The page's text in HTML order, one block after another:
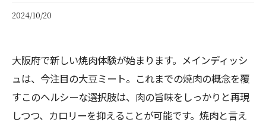
2024/10/20
大阪府で新しい焼肉体験が始まります。メインディッシ
ュは、今注目の大豆ミート。これまでの焼肉の概念を覆
すこのヘルシーな選択肢は、肉の旨味をしっかりと再現
しつつ、カロリーを抑えることが可能です。焼肉と言え